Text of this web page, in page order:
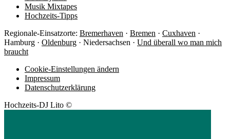
Musik Mixtapes
Hochzeits-Tipps
Regionale-Einsatzorte: Bremerhaven · Bremen · Cuxhaven ·
Hamburg · Oldenburg · Niedersachsen · Und überall wo man mich
braucht
Cookie-Einstellungen ändern
Impressum
Datenschutzerklärung
Hochzeits-DJ Lito ©